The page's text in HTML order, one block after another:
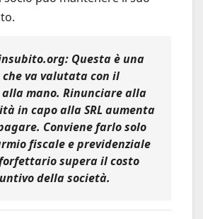
Questa è una
va valutata con il
mano. Rinunciare alla
in capo alla SRL aumenta
pagare. Conviene farlo solo
fiscale e previdenziale
supera il costo
della società.